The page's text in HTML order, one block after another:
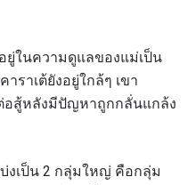
ยู่ในความดูแลของแม่เป็น
ราเต้ยังอยู่ใกล้ๆ เขา
อสู้หลังมีปัญหาถูกกลั่นแกล้ง
บ่งเป็น 2 กลุ่มใหญ่ คือกลุ่ม